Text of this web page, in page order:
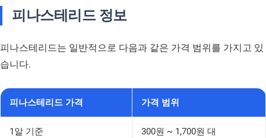
피나스테리드 정보
피나스테리드는 일반적으로 다음과 같은 가격 범위를 가지고 있
습니다.
피나스테리드 가격 가격 범위
1알 기준 300원 ~ 1,700원 대